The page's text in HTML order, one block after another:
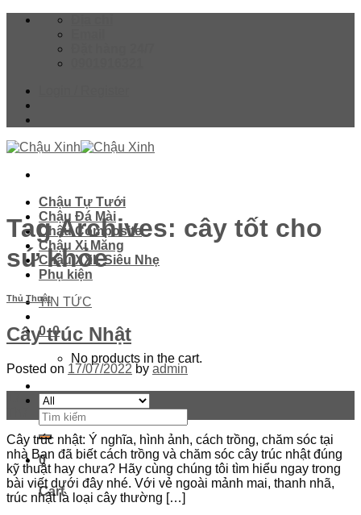
Skip
Chậu Tự Tưới
Chậu Đá Mài
Chậu Composite
Chậu Xi Măng
Chậu XXL Siêu Nhẹ
Phụ kiện
TIN TỨC
0 0
No products in the cart.
Search
for:
0
Cart
Tag Archives: cây tốt cho
sứ khỏe
Thủ Thuật
Cây trúc Nhật
Posted on 17/07/2022 by admin
Cây trúc nhật: Ý nghĩa, hình ảnh, cách trồng, chăm sóc tại
nhà Bạn đã biết cách trồng và chăm sóc cây trúc nhật đúng
kỹ thuật hay chưa? Hãy cùng chúng tôi tìm hiểu ngay trong
bài viết dưới đây nhé. Với vẻ ngoài mảnh mai, thanh nhã,
trúc nhật là loại cây thường […]